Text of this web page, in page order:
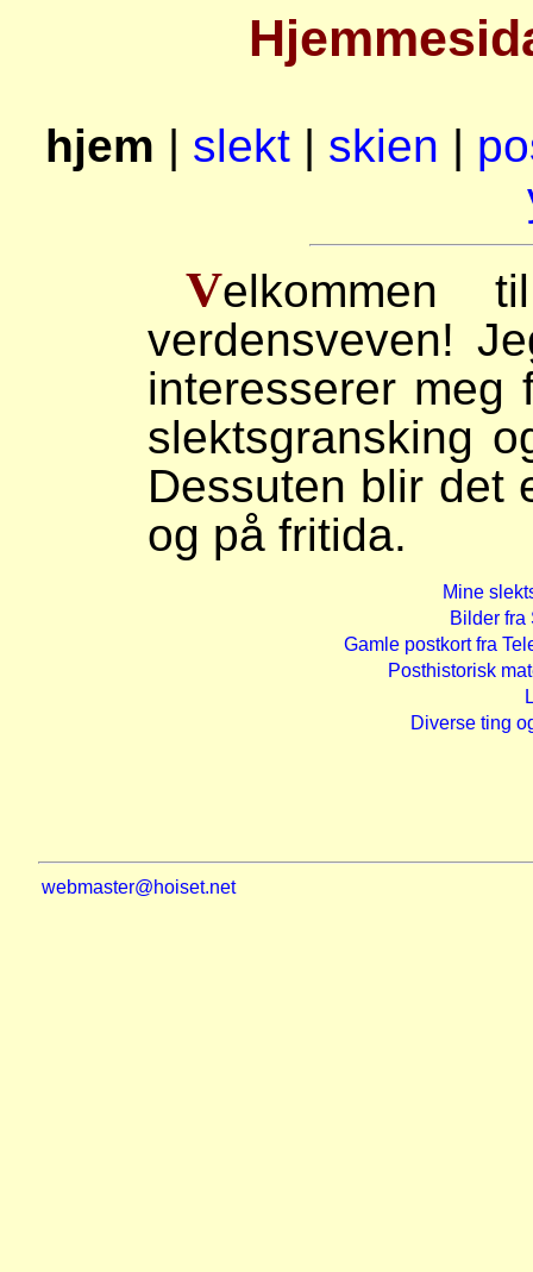
hjem | slekt | skien |
V
verdensveven!
interesserer meg
slektsgransking
Dessuten blir det
og på fritida.
Mine
Bilder fra
Gamle postkort fra
Posthistorisk
Diverse ting
webmaster@hoiset.net